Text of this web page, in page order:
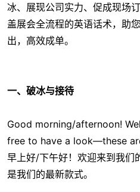
冰、展现公司实力、促成现场
盖展会全流程的英语话术，助
出，高效成单。
一、破冰与接待
Good morning/afternoon!
free to have a look—these
早上好/下午好！欢迎来到我们
是我们的最新款式。